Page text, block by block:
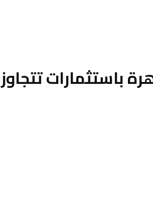
تتجاوز 3.1 مليار دولار